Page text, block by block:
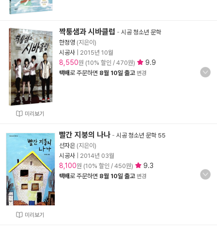
미리보기
짝퉁샘과 시바클럽 - 시공 청소년 문학
한정영 (지은이)
시공사
2015년 10월
8,550원 (10% 할인 / 470원) 9.9
택배로 주문하면 8월 10일 출고 변경
미리보기
빨간 지붕의 나나 - 시공 청소년 문학 55
선자은 (지은이)
시공사
2014년 03월
8,100원 (10% 할인 / 450원) 9.3
택배로 주문하면 8월 10일 출고 변경